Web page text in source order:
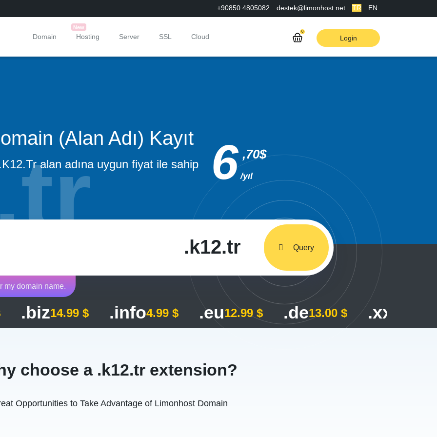
+90850 4805082 destek@limonhost.net TR EN
Domain
New
Hosting Server SSL Cloud
0
Login
(Alan Adı) Kayıt
alan adına uygun fiyat ile sahip
6 ,70$
/yıl
Query
k12.tr
my domain name.
.biz14.99 $ .info4.99 $ .eu12.99 $ .de13.00 $ .xxx
choose a .k12.tr extension?
Opportunities to Take Advantage of Limonhost Domain